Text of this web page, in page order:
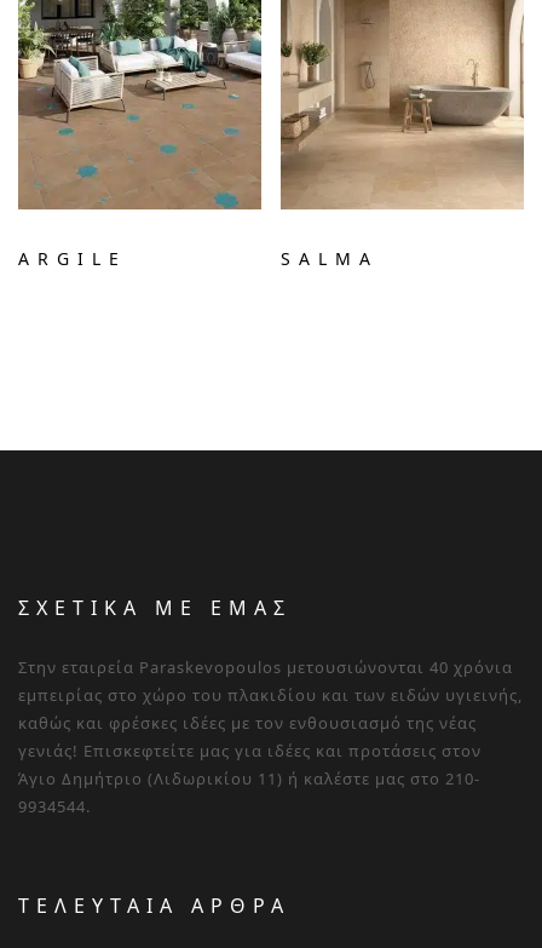
ARGILE SALMA
ΣΧΕΤΙΚΑ ΜΕ ΕΜΑΣ
Στην εταιρεία Paraskevopoulos μετουσιώνονται 40 χρόνια
εμπειρίας στο χώρο του πλακιδίου και των ειδών υγιεινής,
καθώς και φρέσκες ιδέες με τον ενθουσιασμό της νέας
γενιάς! Επισκεφτείτε μας για ιδέες και προτάσεις στον
Άγιο Δημήτριο (Λιδωρικίου 11) ή καλέστε μας στο 210-
9934544.
ΤΕΛΕΥΤΑΙΑ ΑΡΘΡΑ